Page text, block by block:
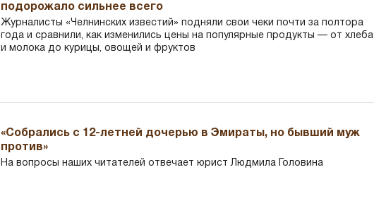
подорожало сильнее всего
Журналисты «Челнинских известий» подняли свои чеки почти за полтора
года и сравнили, как изменились цены на популярные продукты — от хлеба
и молока до курицы, овощей и фруктов
«Собрались с 12-летней дочерью в Эмираты, но бывший муж
против»
На вопросы наших читателей отвечает юрист Людмила Головина